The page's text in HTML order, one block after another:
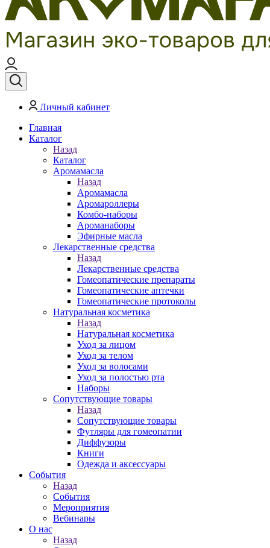
Личный кабинет
Главная
Каталог
Назад
Каталог
Аромамасла
Назад
Аромамасла
Аромароллеры
Комбо-наборы
Ароманаборы
Эфирные масла
Лекарственные средства
Назад
Лекарственные средства
Гомеопатические препараты
Гомеопатические аптечки
Гомеопатические протоколы
Натуральная косметика
Назад
Натуральная косметика
Уход за лицом
Уход за телом
Уход за волосами
Уход за полостью рта
Наборы
Сопутствующие товары
Назад
Сопутствующие товары
Футляры для гомеопатии
Диффузоры
Книги
Одежда и аксессуары
События
Назад
События
Мероприятия
Вебинары
О нас
Назад